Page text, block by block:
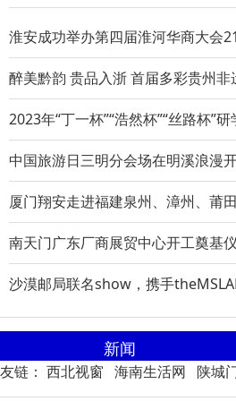
淮安成功举办第四届淮河华商大会
醉美黔韵 贵品入浙 首届多彩贵州非
2023年“丁一杯”“浩然杯”“丝路杯”研
中国旅游日三明分会场在明溪浪漫
厦门翔安走进福建泉州、漳州、莆
南天门广东厂商展贸中心开工奠基
沙漠邮局联名show，携手
新闻
友链： 西北视窗 海南生活网 陕城